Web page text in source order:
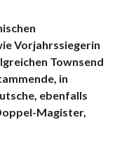
Vorjahrssiegerin
Townsend
in
ebenfalls
Magister,